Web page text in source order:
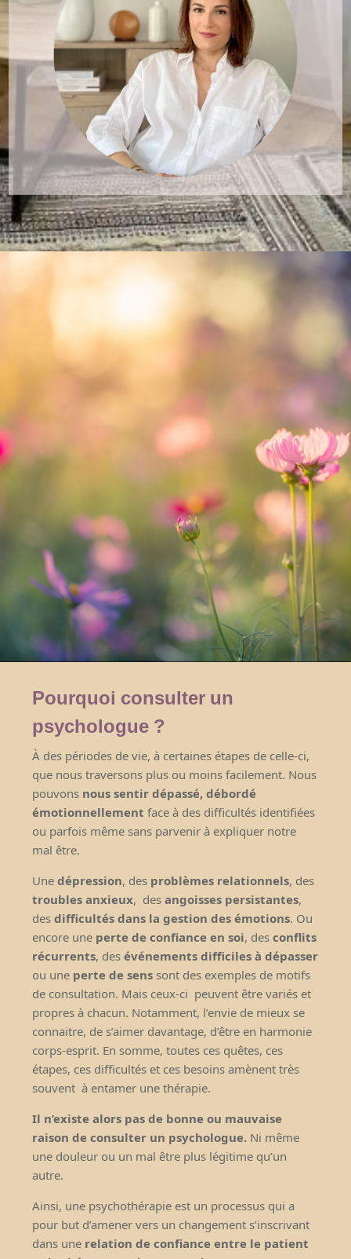
Pourquoi consulter un
psychologue ?
À des périodes de vie, à certaines étapes de celle-ci,
que nous traversons plus ou moins facilement. Nous
pouvons nous sentir dépassé, débordé
émotionnellement face à des difficultés identifiées
ou parfois même sans parvenir à expliquer notre
mal être.
Une dépression, des problèmes relationnels, des
troubles anxieux, des angoisses persistantes,
des difficultés dans la gestion des émotions. Ou
encore une perte de confiance en soi, des conflits
récurrents, des événements difficiles à dépasser
ou une perte de sens sont des exemples de motifs
de consultation. Mais ceux-ci peuvent être variés et
propres à chacun. Notamment, l’envie de mieux se
connaitre, de s’aimer davantage, d’être en harmonie
corps-esprit. En somme, toutes ces quêtes, ces
étapes, ces difficultés et ces besoins amènent très
souvent à entamer une thérapie.
Il n’existe alors pas de bonne ou mauvaise
raison de consulter un psychologue. Ni même
une douleur ou un mal être plus légitime qu’un
autre.
Ainsi, une psychothérapie est un processus qui a
pour but d’amener vers un changement s’inscrivant
dans une relation de confiance entre le patient